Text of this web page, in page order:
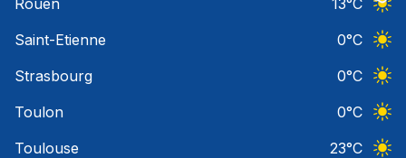
Rouen
13°C
Saint-Etienne
0°C
Strasbourg
0°C
Toulon
0°C
Toulouse
23°C